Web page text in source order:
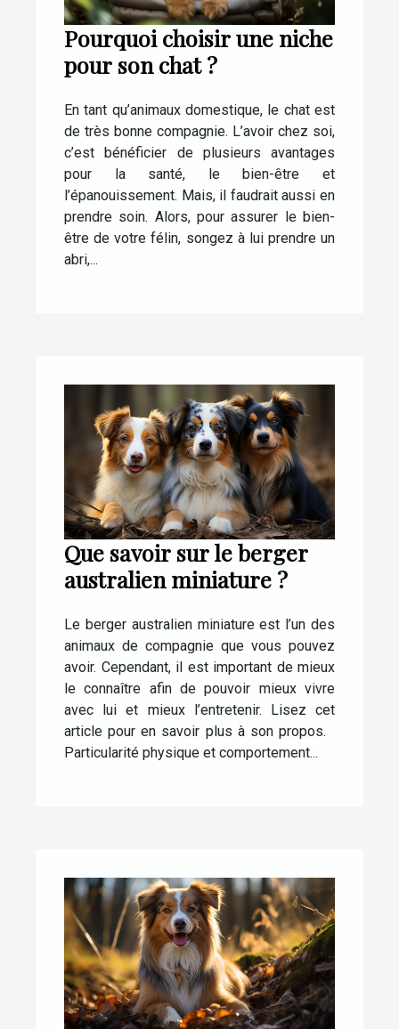
Pourquoi choisir une niche
pour son chat ?
En tant qu’animaux domestique, le chat est
de très bonne compagnie. L’avoir chez soi,
c’est bénéficier de plusieurs avantages
pour la santé, le bien-être et
l’épanouissement. Mais, il faudrait aussi en
prendre soin. Alors, pour assurer le bien-
être de votre félin, songez à lui prendre un
abri,...
Que savoir sur le berger
australien miniature ?
Le berger australien miniature est l’un des
animaux de compagnie que vous pouvez
avoir. Cependant, il est important de mieux
le connaître afin de pouvoir mieux vivre
avec lui et mieux l’entretenir. Lisez cet
article pour en savoir plus à son propos.
Particularité physique et comportement...